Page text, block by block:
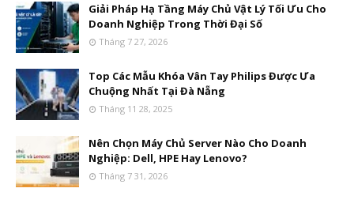
Giải Pháp Hạ Tầng Máy Chủ Vật Lý Tối Ưu Cho
Doanh Nghiệp Trong Thời Đại Số
Tháng 7 27, 2026
Top Các Mẫu Khóa Vân Tay Philips Được Ưa
Chuộng Nhất Tại Đà Nẵng
Tháng 11 28, 2025
Nên Chọn Máy Chủ Server Nào Cho Doanh
Nghiệp: Dell, HPE Hay Lenovo?
Tháng 7 31, 2026